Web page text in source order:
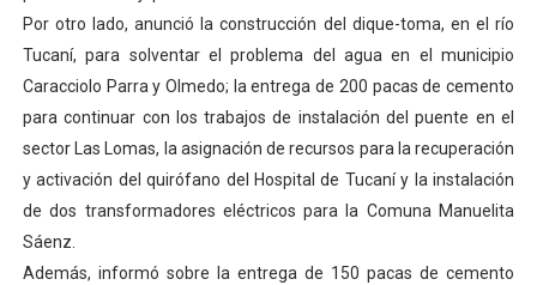
Por otro lado, anunció la construcción del dique-toma, en el río
Tucaní, para solventar el problema del agua en el municipio
Caracciolo Parra y Olmedo; la entrega de 200 pacas de cemento
para continuar con los trabajos de instalación del puente en el
sector Las Lomas, la asignación de recursos para la recuperación
y activación del quirófano del Hospital de Tucaní y la instalación
de dos transformadores eléctricos para la Comuna Manuelita
Sáenz.
Además, informó sobre la entrega de 150 pacas de cemento